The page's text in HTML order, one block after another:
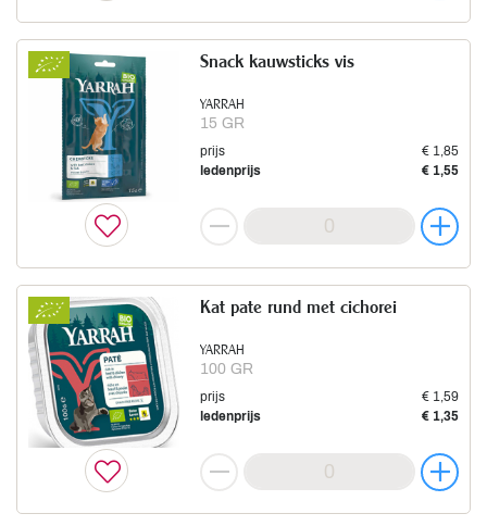
YARRAH
15 GR
Snack kauwsticks vis
prijs
€ 1,85
ledenprijs
€ 1,55
YARRAH
100 GR
Kat pate rund met cichorei
prijs
€ 1,59
ledenprijs
€ 1,35